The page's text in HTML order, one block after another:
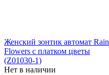
Женский зонтик автомат Rain
Flowers с платком цветы
(Z01030-1)
Нет в наличии